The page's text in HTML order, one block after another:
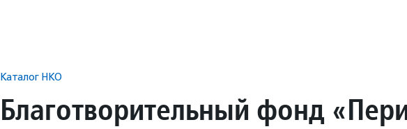
Каталог НКО
Благотворительный фонд